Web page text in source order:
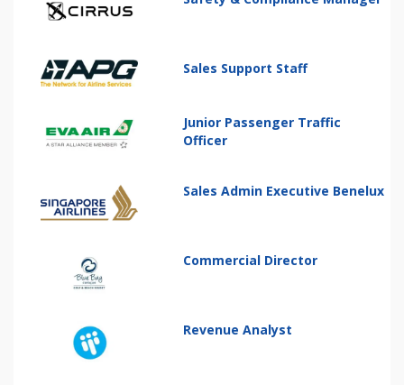
Sales Support Staff
Junior Passenger Traffic
Officer
Sales Admin Executive Benelux
Commercial Director
Revenue Analyst